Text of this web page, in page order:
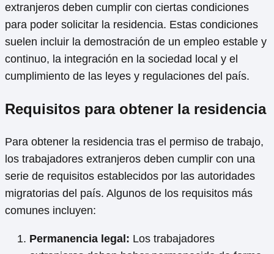
extranjeros deben cumplir con ciertas condiciones
para poder solicitar la residencia. Estas condiciones
suelen incluir la demostración de un empleo estable y
continuo, la integración en la sociedad local y el
cumplimiento de las leyes y regulaciones del país.
Requisitos para obtener la residencia
Para obtener la residencia tras el permiso de trabajo,
los trabajadores extranjeros deben cumplir con una
serie de requisitos establecidos por las autoridades
migratorias del país. Algunos de los requisitos más
comunes incluyen:
Permanencia legal: Los trabajadores